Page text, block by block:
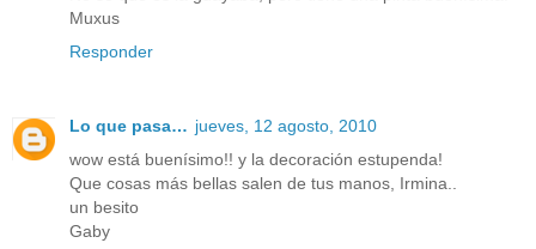
Muxus
Responder
Lo que pasa… jueves, 12 agosto, 2010
wow está buenísimo!! y la decoración estupenda!
Que cosas más bellas salen de tus manos, Irmina..
un besito
Gaby